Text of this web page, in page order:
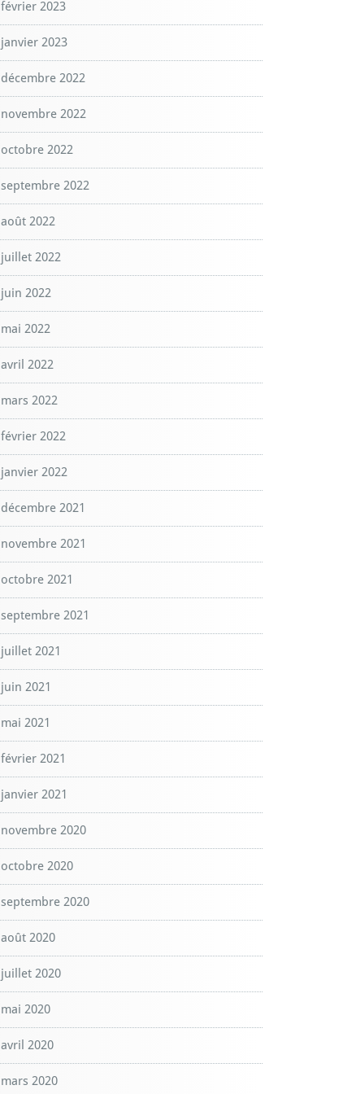
février 2023
janvier 2023
décembre 2022
novembre 2022
octobre 2022
septembre 2022
août 2022
juillet 2022
juin 2022
mai 2022
avril 2022
mars 2022
février 2022
janvier 2022
décembre 2021
novembre 2021
octobre 2021
septembre 2021
juillet 2021
juin 2021
mai 2021
février 2021
janvier 2021
novembre 2020
octobre 2020
septembre 2020
août 2020
juillet 2020
mai 2020
avril 2020
mars 2020